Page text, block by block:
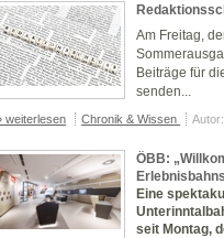
Am Freitag,
Beiträge für
senden...
weiterlesen Chronik & Wissen
ÖBB:
Eine
seit Montag,